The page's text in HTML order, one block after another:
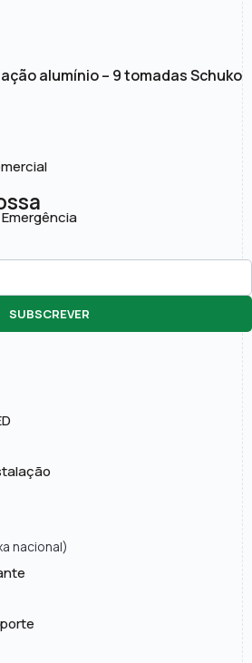
alumínio – 9 tomadas Schuko
SUBSCREVER
nacional)